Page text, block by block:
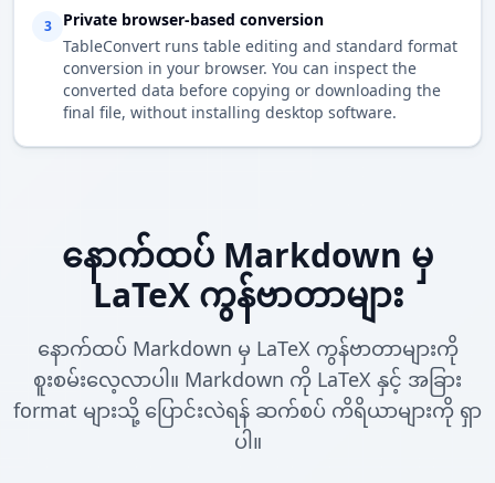
3
Private browser-based conversion
TableConvert runs table editing and standard format
conversion in your browser. You can inspect the
converted data before copying or downloading the
final file, without installing desktop software.
နောက်ထပ် Markdown မှ
LaTeX ကွန်ဗာတာများ
နောက်ထပ် Markdown မှ LaTeX ကွန်ဗာတာများကို
စူးစမ်းလေ့လာပါ။ Markdown ကို LaTeX နှင့် အခြား
format များသို့ ပြောင်းလဲရန် ဆက်စပ် ကိရိယာများကို ရှာ
ပါ။